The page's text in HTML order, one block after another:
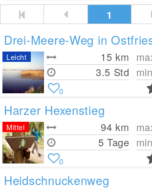
1
Drei-Meere-Weg in
15 km
3.5 Std
Leicht
0
Harzer Hexenstieg
94 km
5 Tage
Mittel
0
Heidschnuckenweg